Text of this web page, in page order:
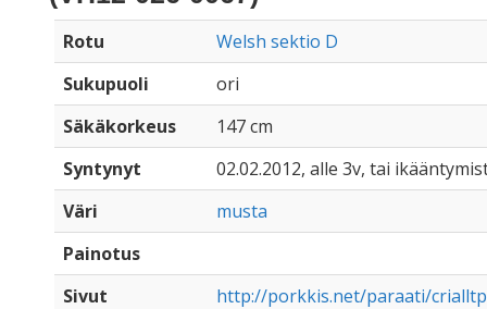
Rotu
Welsh sektio D
Sukupuoli
ori
Säkäkorkeus
147 cm
Syntynyt
02.02.2012, alle 3v, tai
Väri
musta
Painotus
Sivut
http://porkkis.net/paraati/